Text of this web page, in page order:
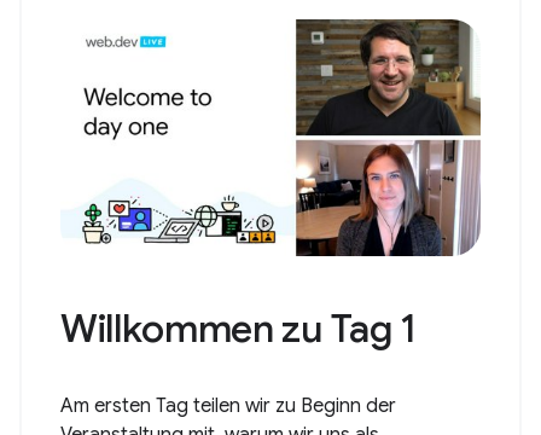
Willkommen zu Tag 1
Am ersten Tag teilen wir zu Beginn der